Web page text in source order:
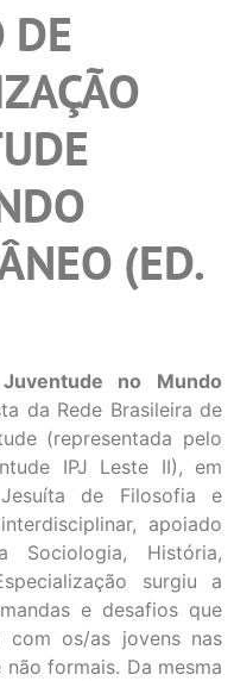
DE
(ED.
Juventude no Mundo
da Rede Brasileira de
(representada pelo
IPJ Leste II), em
de Filosofia e
apoiado
Sociologia, História,
surgiu a
e desafios que
com os/as jovens nas
formais. Da mesma